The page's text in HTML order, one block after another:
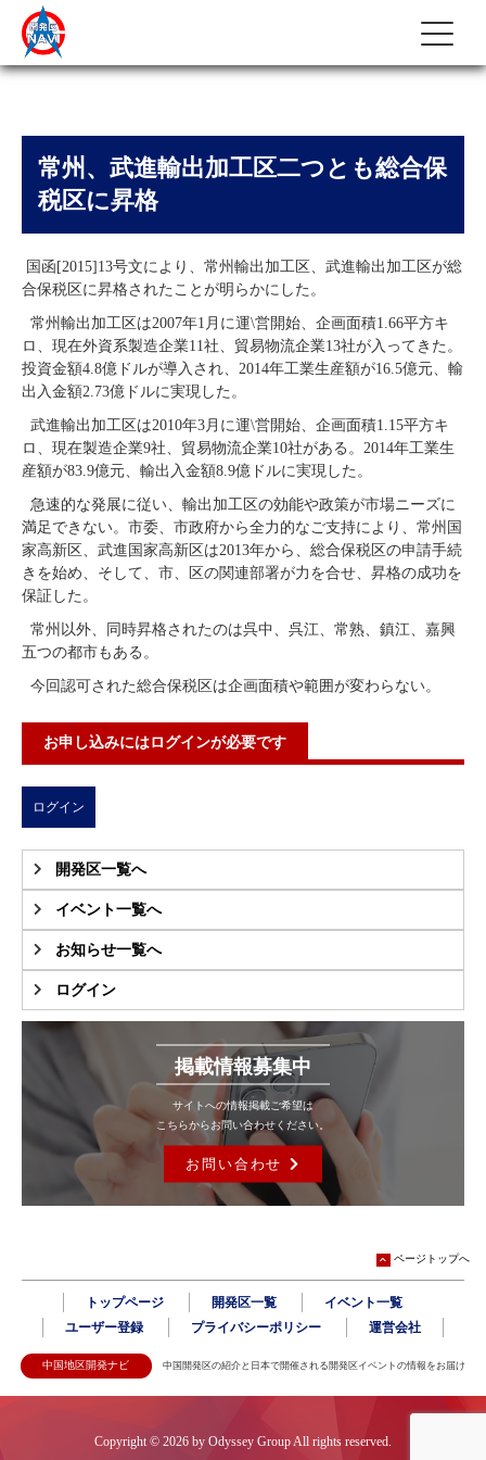
開発区一覧へ
イベント一覧へ
お知らせ一覧へ
ログイン
掲載情報募集中
サイトへの情報掲載ご希望は
こちらからお問い合わせください。
お問い合わせ
常州、武進輸出加工区二つとも総合保
税区に昇格
国函[2015]13号文により、常州輸出加工区、武進輸出加工区が総
合保税区に昇格されたことが明らかにした。
常州輸出加工区は2007年1月に運\営開始、企画面積1.66平方キ
ロ、現在外資系製造企業11社、貿易物流企業13社が入ってきた。
投資金額4.8億ドルが導入され、2014年工業生産額が16.5億元、輸
出入金額2.73億ドルに実現した。
武進輸出加工区は2010年3月に運\営開始、企画面積1.15平方キ
ロ、現在製造企業9社、貿易物流企業10社がある。2014年工業生
産額が83.9億元、輸出入金額8.9億ドルに実現した。
急速的な発展に従い、輸出加工区の効能や政策が市場ニーズに
満足できない。市委、市政府から全力的なご支持により、常州国
家高新区、武進国家高新区は2013年から、総合保税区の申請手続
きを始め、そして、市、区の関連部署が力を合せ、昇格の成功を
保証した。
常州以外、同時昇格されたのは呉中、呉江、常熟、鎮江、嘉興
五つの都市もある。
今回認可された総合保税区は企画面積や範囲が変わらない。
お申し込みにはログインが必要です
ログイン
ページトップへ
トップページ 開発区一覧
イベント一覧
ユーザー登録
プライバシーポリシー 運営会社
中国地区開発ナビ 中国開発区の紹介と日本で開催される開発区イベントの情報をお届け
Copyright © 2026 by Odyssey Group All rights reserved.